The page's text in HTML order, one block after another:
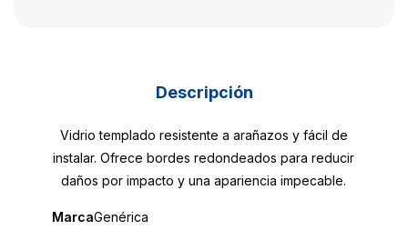
Descripción
Vidrio templado resistente a arañazos y fácil de
instalar. Ofrece bordes redondeados para reducir
daños por impacto y una apariencia impecable.
MarcaGenérica